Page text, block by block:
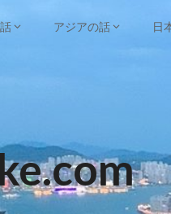
アジアの話 日